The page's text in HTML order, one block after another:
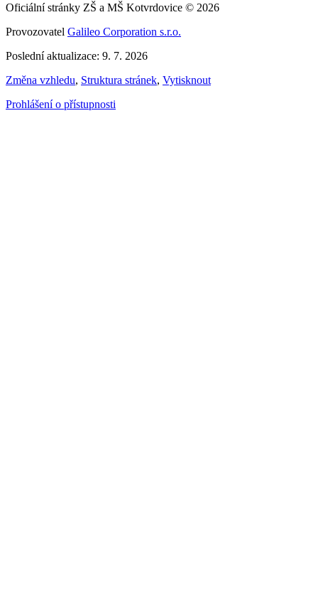
Oficiální stránky ZŠ a MŠ Kotvrdovice © 2026
Provozovatel Galileo Corporation s.r.o.
Poslední aktualizace: 9. 7. 2026
Změna vzhledu, Struktura stránek, Vytisknout
Prohlášení o přístupnosti